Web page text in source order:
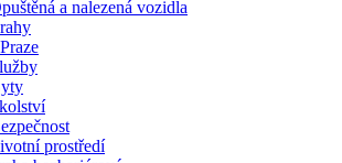
a nalezená vozidla
prostředí